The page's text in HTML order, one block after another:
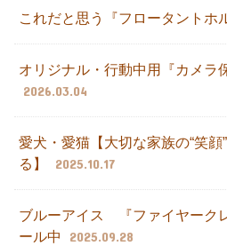
これだと思う『フロータントホ
オリジナル・行動中用『カメラ
2026.03.04
愛犬・愛猫【大切な家族の“笑顔
る】
2025.10.17
ブルーアイス 『ファイヤーク
ール中
2025.09.28